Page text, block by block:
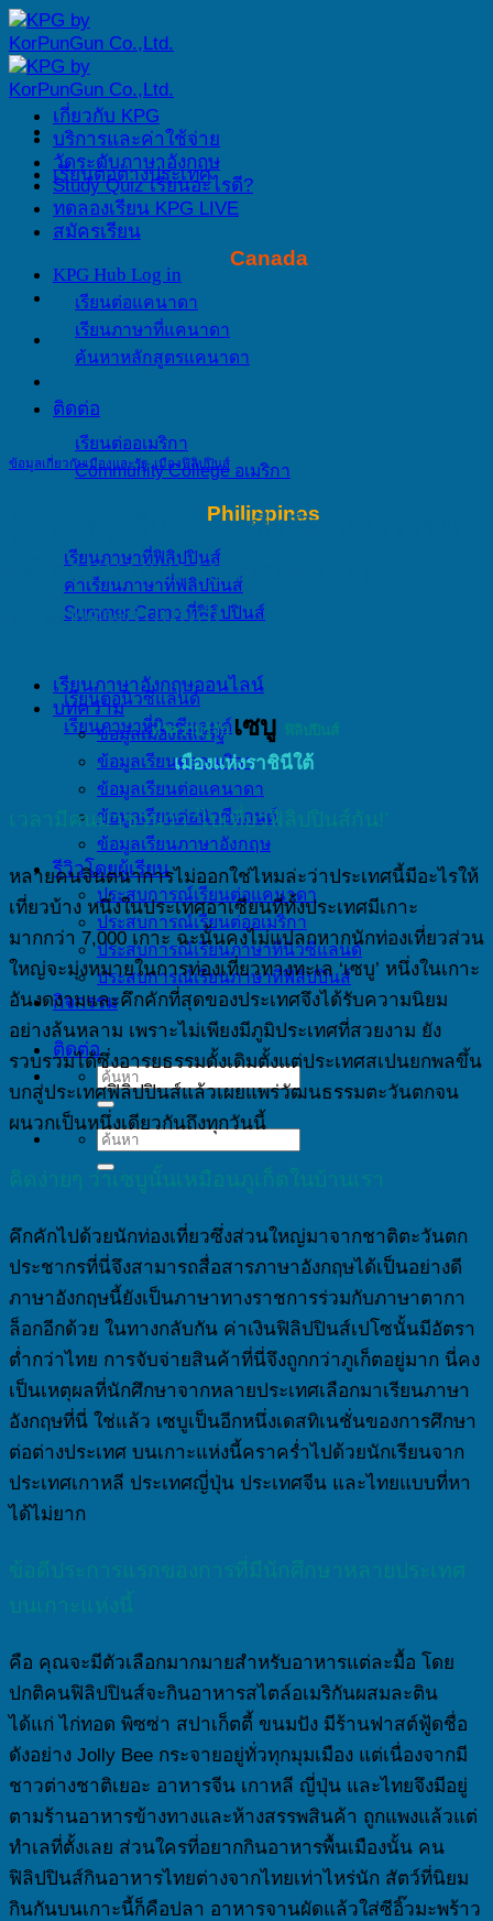
Skip
to
content
เรียนต่อต่างประเทศ
Canada
เรียนต่อแคนาดา
เรียนภาษาที่แคนาดา
ค้นหาหลักสูตรแคนาดา
เรียนต่ออเมริกา
Community College อเมริกา
Philippines
เรียนภาษาที่ฟิลิปปินส์
ค่าเรียนภาษาที่ฟิลิปปินส์
Summer Camp ที่ฟิลิปปินส์
เรียนต่อนิวซีแลนด์
เรียนภาษาที่นิวซีแลนด์
เรียนภาษาอังกฤษออนไลน์
บทความ
ข้อมูลเมืองและรัฐ
ข้อมูลเรียนต่ออเมริกา
ข้อมูลเรียนต่อแคนาดา
ข้อมูลเรียนต่อนิวซีแลนด์
ข้อมูลเรียนภาษาอังกฤษ
รีวิวโดยผู้เรียน
ประสบการณ์เรียนต่อแคนาดา
ประสบการณ์เรียนต่ออเมริกา
ประสบการณ์เรียนภาษาที่นิวซีแลนด์
ประสบการณ์เรียนภาษาที่ฟิลิปปินส์
กิจกรรม
ติดต่อ
เกี่ยวกับ KPG
บริการและค่าใช้จ่าย
วัดระดับภาษาอังกฤษ
Study Quiz เรียนอะไรดี?
ทดลองเรียน KPG LIVE
สมัครเรียน
KPG Hub Log in
ติดต่อ
ข้อมูลเกี่ยวกับเมืองและรัฐ,เมืองฟิลิปปินส์
รู้จัก ‘เซบู’ ใน 10 นาที เมืองแห่งราชินี
ใต้ จุดหมายปลายทางยอดนิยมของ
ประเทศฟิลิปปินส์!
ทำความรู้จัก เซบู ฟิลิปปินส์
เมืองแห่งราชินีใต้
เวลามีคนมาชวนว่า ‘ไปเที่ยวฟิลิปปินส์กัน!’
หลายคนจินตนาการไม่ออกใช่ไหมล่ะว่าประเทศนี้มีอะไรให้
เที่ยวบ้าง หนึ่งในประเทศอาเซียนที่ทั้งประเทศมีเกาะ
มากกว่า 7,000 เกาะ ฉะนั้นคงไม่แปลกหากนักท่องเที่ยวส่วน
ใหญ่จะมุ่งหมายในการท่องเที่ยวทางทะเล ‘เซบู’ หนึ่งในเกาะ
อันงดงามและคึกคักที่สุดของประเทศจึงได้รับความนิยม
อย่างล้นหลาม เพราะไม่เพียงมีภูมิประเทศที่สวยงาม ยัง
รวบรวมได้ซึ่งอารยธรรมดั้งเดิมตั้งแต่ประเทศสเปนยกพลขึ้น
บกสู่ประเทศฟิลิปปินส์แล้วเผยแพร่วัฒนธรรมตะวันตกจน
ผนวกเป็นหนึ่งเดียวกันถึงทุกวันนี้
คิดง่ายๆ ว่าเซบูนั้นเหมือนภูเก็ตในบ้านเรา
คึกคักไปด้วยนักท่องเที่ยวซึ่งส่วนใหญ่มาจากชาติตะวันตก
ประชากรที่นี่จึงสามารถสื่อสารภาษาอังกฤษได้เป็นอย่างดี
ภาษาอังกฤษนี้ยังเป็นภาษาทางราชการร่วมกับภาษาตากา
ล็อกอีกด้วย ในทางกลับกัน ค่าเงินฟิลิปปินส์เปโซนั้นมีอัตรา
ต่ำกว่าไทย การจับจ่ายสินค้าที่นี่จึงถูกกว่าภูเก็ตอยู่มาก นี่คง
เป็นเหตุผลที่นักศึกษาจากหลายประเทศเลือกมาเรียนภาษา
อังกฤษที่นี่ ใช่แล้ว เซบูเป็นอีกหนึ่งเดสทิเนชั่นของการศึกษา
ต่อต่างประเทศ บนเกาะแห่งนี้คราคร่ำไปด้วยนักเรียนจาก
ประเทศเกาหลี ประเทศญี่ปุ่น ประเทศจีน และไทยแบบที่หา
ได้ไม่ยาก
ข้อดีประการแรกของการที่มีนักศึกษาหลายประเทศ
บนเกาะแห่งนี้
คือ คุณจะมีตัวเลือกมากมายสำหรับอาหารแต่ละมื้อ โดย
ปกติคนฟิลิปปินส์จะกินอาหารสไตล์อเมริกันผสมละติน
ได้แก่ ไก่ทอด พิซซ่า สปาเก็ตตี้ ขนมปัง มีร้านฟาสต์ฟู้ดชื่อ
ดังอย่าง Jolly Bee กระจายอยู่ทั่วทุกมุมเมือง แต่เนื่องจากมี
ชาวต่างชาติเยอะ อาหารจีน เกาหลี ญี่ปุ่น และไทยจึงมีอยู่
ตามร้านอาหารข้างทางและห้างสรรพสินค้า ถูกแพงแล้วแต่
ทำเลที่ตั้งเลย ส่วนใครที่อยากกินอาหารพื้นเมืองนั้น คน
ฟิลิปปินส์กินอาหารไทยต่างจากไทยเท่าไหร่นัก สัตว์ที่นิยม
กินกันบนเกาะนี้ก็คือปลา อาหารจานผัดแล้วใส่ซีอิ๊วมะพร้าว